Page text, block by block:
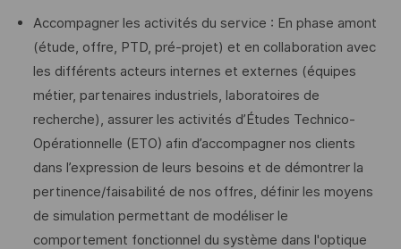
Accompagner les activités du service : En phase amont
(étude, offre, PTD, pré-projet) et en collaboration avec
les différents acteurs internes et externes (équipes
métier, partenaires industriels, laboratoires de
recherche), assurer les activités d’Études Technico-
Opérationnelle (ETO) afin d’accompagner nos clients
dans l’expression de leurs besoins et de démontrer la
pertinence/faisabilité de nos offres, définir les moyens
de simulation permettant de modéliser le
comportement fonctionnel du système dans l'optique